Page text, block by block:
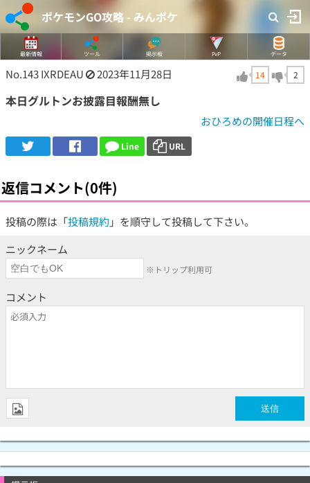
ポケモンGO攻略 - みんポケ
最新情報 ツール 掲示板 PvP データ
No.143IXRDEAU 2023年11月28日 14 2
本日グルトンお披露目報酬無し
おひろめの開催日程へ
Line URL
返信コメント(0件)
投稿の際は「投稿規約 」を順守して投稿して下さい。
ニックネーム
※トリップ利用可
コメント